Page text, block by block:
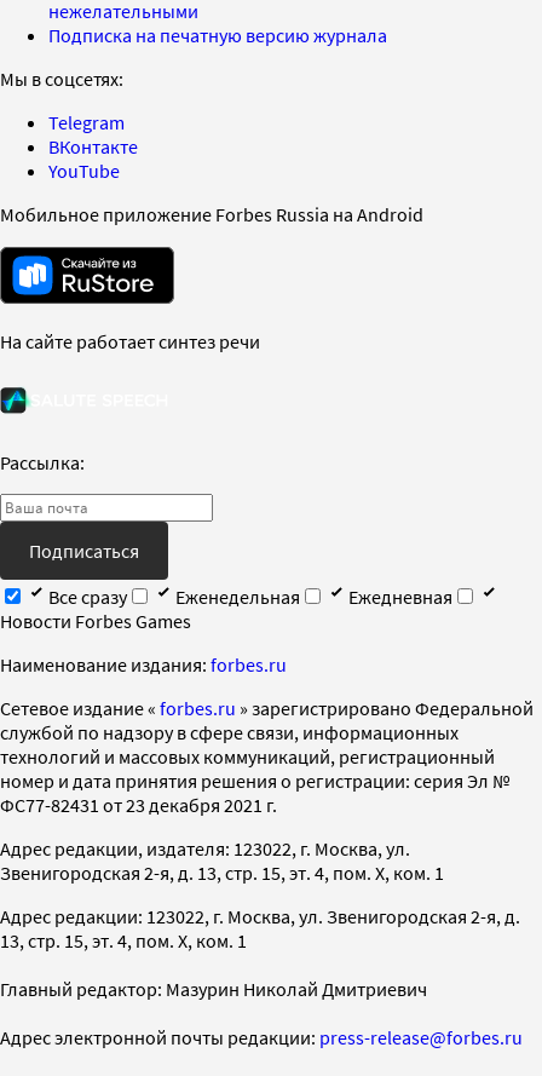
нежелательными
Подписка на печатную версию журнала
Мы в соцсетях:
Telegram
ВКонтакте
YouTube
Мобильное приложение Forbes Russia на Android
На сайте работает синтез речи
Рассылка:
Подписаться
Все сразу
Еженедельная
Ежедневная
Новости Forbes Games
Наименование издания: forbes.ru
Cетевое издание « forbes.ru » зарегистрировано Федеральной
службой по надзору в сфере связи, информационных
технологий и массовых коммуникаций, регистрационный
номер и дата принятия решения о регистрации: серия Эл №
ФС77-82431 от 23 декабря 2021 г.
Адрес редакции, издателя: 123022, г. Москва, ул.
Звенигородская 2-я, д. 13, стр. 15, эт. 4, пом. X, ком. 1
Адрес редакции: 123022, г. Москва, ул. Звенигородская 2-я, д.
13, стр. 15, эт. 4, пом. X, ком. 1
Главный редактор: Мазурин Николай Дмитриевич
Адрес электронной почты редакции: press-release@forbes.ru